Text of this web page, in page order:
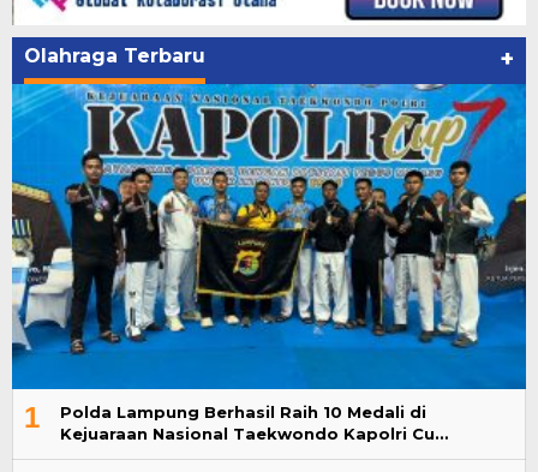
Olahraga Terbaru +
1
Polda Lampung Berhasil Raih 10 Medali di
Kejuaraan Nasional Taekwondo Kapolri Cu…